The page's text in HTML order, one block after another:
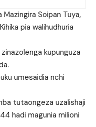
Mazingira Soipan Tuya,
pia walihudhuria
kupunguza
umesaidia nchi
tutaongeza uzalishaji
hadi magunia milioni